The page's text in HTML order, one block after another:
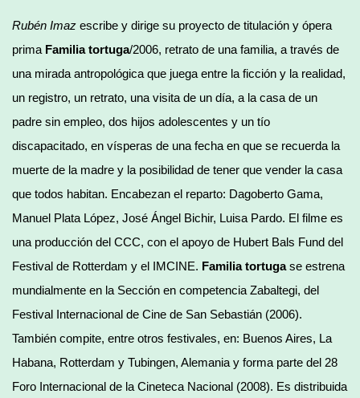
Rubén Imaz escribe y dirige su proyecto de titulación y ópera
prima Familia tortuga/2006, retrato de una familia, a través de
una mirada antropológica que juega entre la ficción y la realidad,
un registro, un retrato, una visita de un día, a la casa de un
padre sin empleo, dos hijos adolescentes y un tío
discapacitado, en vísperas de una fecha en que se recuerda la
muerte de la madre y la posibilidad de tener que vender la casa
que todos habitan. Encabezan el reparto: Dagoberto Gama,
Manuel Plata López, José Ángel Bichir, Luisa Pardo. El filme es
una producción del CCC, con el apoyo de Hubert Bals Fund del
Festival de Rotterdam y el IMCINE. Familia tortugase estrena
mundialmente en la Sección en competencia Zabaltegi, del
Festival Internacional de Cine de San Sebastián (2006).
También compite, entre otros festivales, en: Buenos Aires, La
Habana, Rotterdam y Tubingen, Alemania y forma parte del 28
Foro Internacional de la Cineteca Nacional (2008). Es distribuida